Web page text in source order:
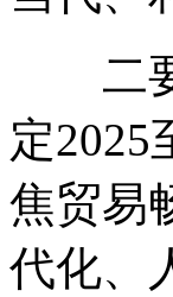
二要
定2025
焦贸易
代化、